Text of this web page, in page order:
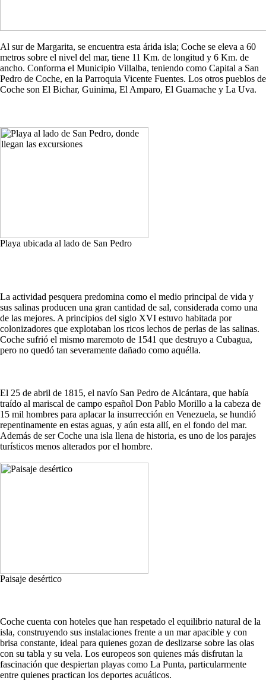
Al sur de Margarita, se encuentra esta árida isla; Coche se eleva a 60
metros sobre el nivel del mar, tiene 11 Km. de longitud y 6 Km. de
ancho. Conforma el Municipio Villalba, teniendo como Capital a San
Pedro de Coche, en la Parroquia Vicente Fuentes. Los otros pueblos de
Coche son El Bichar, Guinima, El Amparo, El Guamache y La Uva.
Playa ubicada al lado de San Pedro
La actividad pesquera predomina como el medio principal de vida y
sus salinas producen una gran cantidad de sal, considerada como una
de las mejores. A principios del siglo XVI estuvo habitada por
colonizadores que explotaban los ricos lechos de perlas de las salinas.
Coche sufrió el mismo maremoto de 1541 que destruyo a Cubagua,
pero no quedó tan severamente dañado como aquélla.
El 25 de abril de 1815, el navío San Pedro de Alcántara, que había
traído al mariscal de campo español Don Pablo Morillo a la cabeza de
15 mil hombres para aplacar la insurrección en Venezuela, se hundió
repentinamente en estas aguas, y aún esta allí, en el fondo del mar.
Además de ser Coche una isla llena de historia, es uno de los parajes
turísticos menos alterados por el hombre.
Paisaje desértico
Coche cuenta con hoteles que han respetado el equilibrio natural de la
isla, construyendo sus instalaciones frente a un mar apacible y con
brisa constante, ideal para quienes gozan de deslizarse sobre las olas
con su tabla y su vela. Los europeos son quienes más disfrutan la
fascinación que despiertan playas como La Punta, particularmente
entre quienes practican los deportes acuáticos.